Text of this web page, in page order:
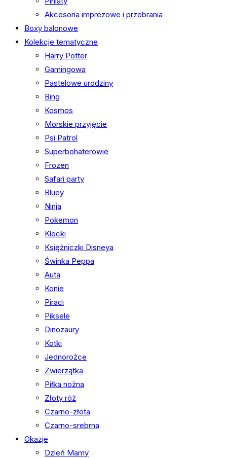
Akcesoria imprezowe i przebrania
Boxy balonowe
Kolekcje tematyczne
Harry Potter
Gamingowa
Pastelowe urodziny
Bing
Kosmos
Morskie przyjęcie
Psi Patrol
Superbohaterowie
Frozen
Safari party
Bluey
Ninja
Pokemon
Klocki
Księżniczki Disneya
Świnka Peppa
Auta
Konie
Piraci
Piksele
Dinozaury
Kotki
Jednorożce
Zwierzątka
Piłka nożna
Złoty róż
Czarno-złota
Czarno-srebrna
Okazje
Dzień Mamy